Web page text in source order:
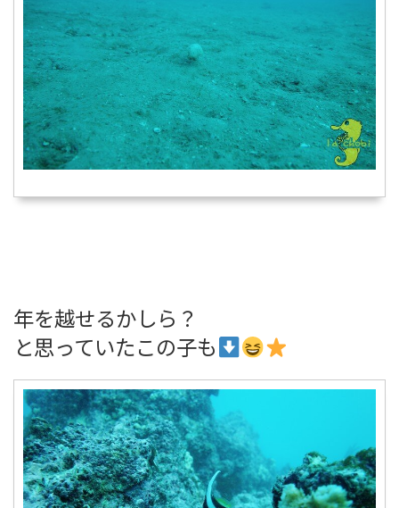
年を越せるかしら？
と思っていたこの子も